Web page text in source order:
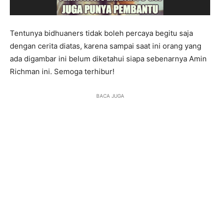
Tentunya bidhuaners tidak boleh percaya begitu saja
dengan cerita diatas, karena sampai saat ini orang yang
ada digambar ini belum diketahui siapa sebenarnya Amin
Richman ini. Semoga terhibur!
BACA JUGA